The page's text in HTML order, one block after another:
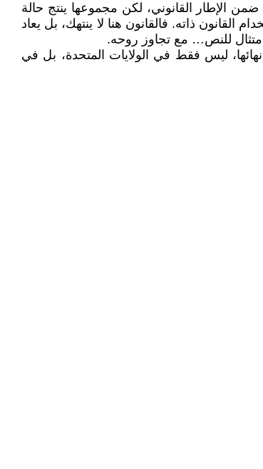
الإطار القانوني، لكن مجموعها ينتج حالة
ذاته. فالقانون هنا لا ينتهك، بل يعاد
للنص… مع تجاوز روحه.
ليس فقط في الولايات المتحدة، بل في